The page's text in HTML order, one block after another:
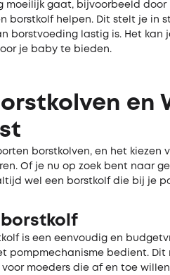
moeilijk gaat, bijvoorbeeld
borstkolf helpen. Dit stelt je in
borstvoeding lastig is. Het kan
je baby te bieden.
en
borstkolven, en het
Of je nu op zoek bent naar
wel een borstkolf die bij je
is een eenvoudig en
pompmechanisme bedient.
moeders die af en toe